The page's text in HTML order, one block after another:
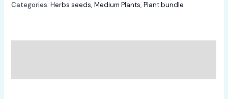
Categories:Herbs seeds,Medium Plants,Plant bundle